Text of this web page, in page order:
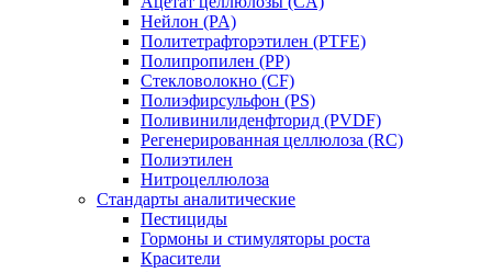
Нейлон (PA)
Политетрафторэтилен (PTFE)
Полипропилен (PP)
Стекловолокно (CF)
Полиэфирсульфон (PS)
Поливинилиденфторид (PVDF)
Регенерированная целлюлоза (RC)
Полиэтилен
Нитроцеллюлоза
Стандарты аналитические
Пестициды
Гормоны и стимуляторы роста
Красители